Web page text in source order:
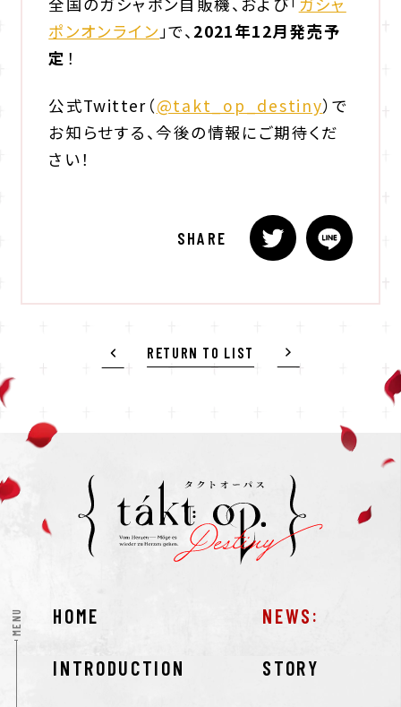
ポンオンライン 」で、 2021年12月発売予
定 ！
公式Twitter （@takt_op_destiny）で
お知らせする、今後の情報にご期待くだ
さい！
SHARE
RETURN TO LIST
MENU HOME NEWS
INTRODUCTION STORY